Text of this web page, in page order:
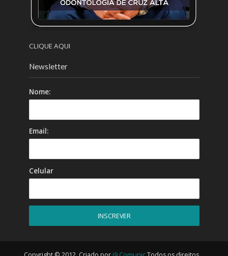
CLIQUE AQUI
Newsletter
Nome:
Email:
Celular